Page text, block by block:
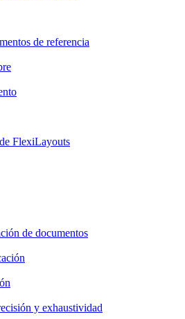
de referencia
FlexiLayouts
de documentos
y exhaustividad